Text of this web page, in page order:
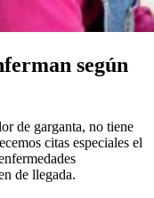
según
de garganta, no tiene
citas especiales el
de llegada.